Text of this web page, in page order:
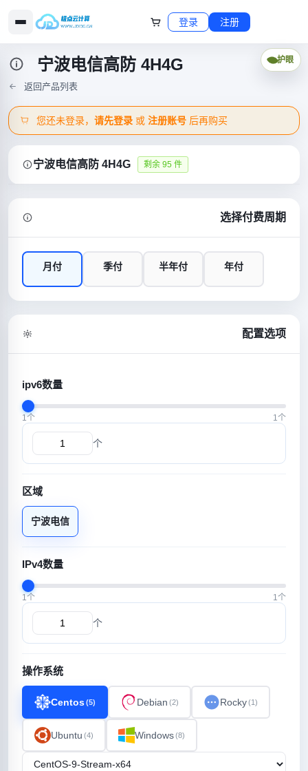
登录 注册
宁波电信高防 4H4G
返回产品列表
您还未登录，请先登录 或注册账号 后再购买
宁波电信高防 4H4G 剩余 95 件
选择付费周期
月付 季付 半年付 年付
配置选项
ipv6数量
1个 1个
个
区域
宁波电信
IPv4数量
1个 1个
个
操作系统
Centos(5) Debian (2) Rocky(1)
Ubuntu (4) Windows(8)
护眼